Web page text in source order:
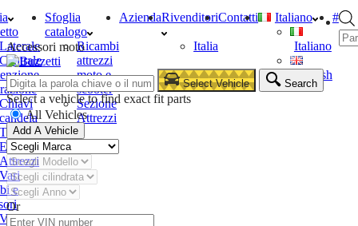
Laterale
Centrale
Chiavi
candela
Tester
Estrattori
Attrezzi
Vari
e
Vari
Sfoglia
catalogo
Ricambi
attrezzi
moto e
scooter
Sezione
Attrezzi
AziendaRivenditori
Italia
Contatti Italiano
Italiano
English
#
Accessori moto
Select Vehicle Search
Select a vehicle to find exact fit parts
All Vehicles
Add A Vehicle
Or